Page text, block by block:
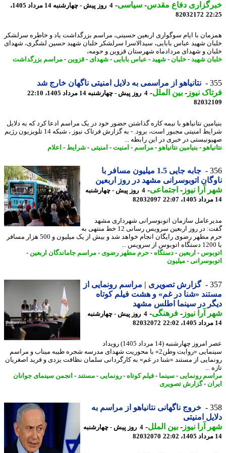
دفاع مقدس-سیاسی-
4 روز پیش - چهارشنبه 14 مرداد 1405،
82032172
با ایام سوگواری اربعین حسینی، مراسم بزرگداشت یاد و خاطره سرلشکر
شهید عباس بابایی، سیدالاسرا سرلشکر خلبان شهید حسین لشگری، شهدای
و شهدای مردادماه شهرستان قزوین و حومه،
شهید-خلبان-شهید-عباس بابایی-شهدای- قزوین -مراسم بزرگداشت
نتانیاهو از مراسمی به دلایل امنیتی ناگهان خارج شد
نیوز-بین الملل-4 روز پیش - چهارشنبه 14 مرداد 1405، 22:10
نتانیاهو با نیمه کاره گذاشتن حضور خود در یک مراسم ادعا کرد که به دلایل
شرایط امنیتی مجبور است، برود. - به گزارش فرتاک نیوز ، شبکه 14 تلویزیون رژیم
در خبری در این رابطه ...
-بنیامین نتانیاهو-مراسم -امنیت-امنیتی-شرایط -اعلام
جابه جایی 1.5 میلیون مسافر با
اتوبوسرانی مشهد در روز اربعین
آرا نیوز-اجتماعی-
4 روز پیش - چهارشنبه
82032097
سازمان اتوبوسرانی شهرداری مشهد
گفت: در روز اربعین سرویس رسانی 12 خط منتهی به
حرم مطهر رضوی رایگان انجام خواهد شد و بیش از یک میلیون و 500 هزار مسافر
-اربعین -دستگاه-حرم مطهر رضوی-مراسم جاماندگان اربعین -
- میلیون
گزارش تصویری | مراسم رونمایی از
«شنا در غم» و هشت فیلم کوتاه
در سینما اطلس مشهد
آرا نیوز-فرهنگی-
4 روز پیش - چهارشنبه
82032072
عصر امروز چهارشنبه (14 مرداد 1405) رویداد
سینمایی «روایت وطن2» با محوریت شهدای مدرسه شجره طیبه میناب و مراسم
از مستند «شنا در غم» به کارگردانی سلمان نظافت یزدی و فرید اصغریان
...
رونمایی-سینما-فیلم کوتاه-رونمایی-مستند-انجمن سینمای جوانان
- گزارش تصویری
خروج ناگهانی نتانیاهو از مراسم به
امنیتی
آرا نیوز-بین الملل-
4 روز پیش - چهارشنبه
82032070